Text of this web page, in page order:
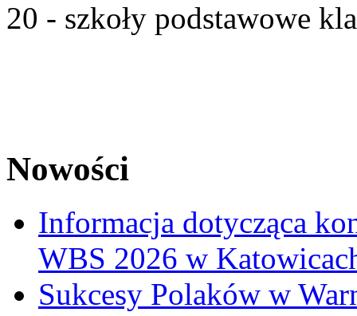
20 - szkoły podstawowe
Nowości
Informacja dotycząca
WBS 2026 w
Sukcesy Polaków w